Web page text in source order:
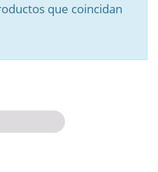
que coincidan